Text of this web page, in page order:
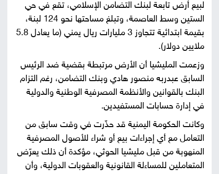
لبيع أرض تابعة لبنك التضامن الإسلامي، تقع في حي
الستين وسط العاصمة، وتبلغ مساحتها نحو 124 لبنة،
بقيمة ابتدائية تتجاوز 3 مليارات ريال يمني (ما يعادل 5.8
ملايين دولار).
وزعمت المليشيا أن الأرض مرتبطة بقضية ضد الرئيس
السابق عبدربه منصور هادي وبنك التضامن، رغم التزام
البنك بالقوانين والأنظمة المصرفية الوطنية والدولية
في إدارة حسابات المستفيدين.
وكانت الحكومة اليمنية قد حذّرت في وقت سابق من
التعامل مع أي إجراءات بيع أو شراء للأصول المصرفية
المنهوبة من قبل مليشيا الحوثي، مؤكدة أن ذلك يعرّض
المتعاملين للمساءلة القانونية والعقوبات الدولية، وأن